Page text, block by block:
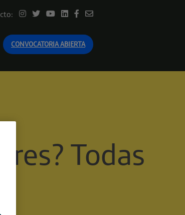
CONVOCATORIA ABIERTA
Todas